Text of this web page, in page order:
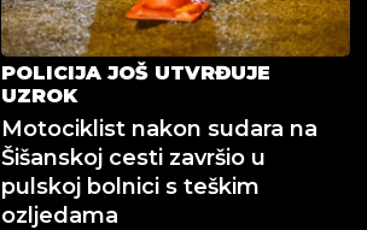
POLICIJA JOŠ UTVRĐUJE
UZROK
Motociklist nakon sudara na
Šišanskoj cesti završio u
pulskoj bolnici s teškim
ozljedama